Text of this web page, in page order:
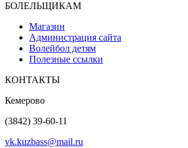
БОЛЕЛЬЩИКАМ
Магазин
Администрация сайта
Волейбол детям
Полезные ссылки
КОНТАКТЫ
Кемерово
(3842) 39-60-11
vk.kuzbass@mail.ru